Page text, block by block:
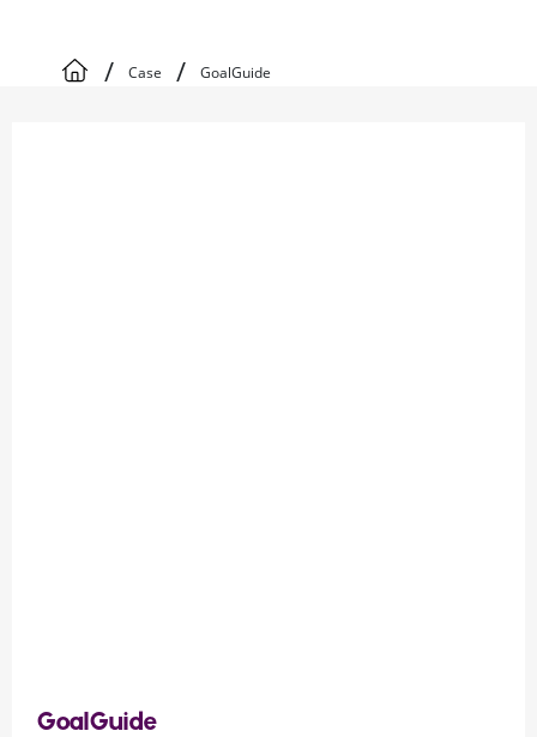
/ Case / GoalGuide
GoalGuide